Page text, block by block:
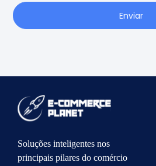
Enviar
Soluções inteligentes nos
principais pilares do comércio